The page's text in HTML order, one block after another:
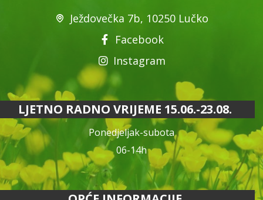
Ježdovečka 7b, 10250 Lučko
Facebook
Instagram
LJETNO RADNO VRIJEME 15.06.-23.08.
Ponedjeljak-subota
06-14h